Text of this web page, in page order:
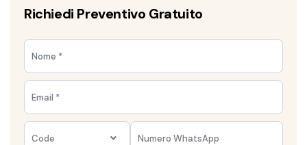
Richiedi Preventivo Gratuito
Code